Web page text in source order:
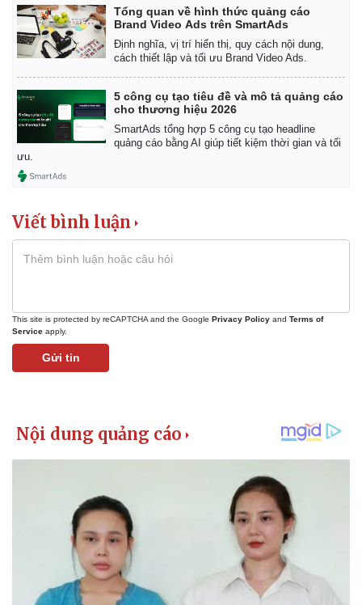
Tin nóng
Tổng quan về hình thức quảng cáo
Brand Video Ads trên SmartAds
Định nghĩa, vị trí hiển thị, quy cách nội dung,
cách thiết lập và tối ưu Brand Video Ads.
5 công cụ tạo tiêu đề và mô tả quảng cáo
cho thương hiệu 2026
SmartAds tổng hợp 5 công cụ tạo headline
quảng cáo bằng AI giúp tiết kiệm thời gian và tối
ưu.
Viết bình luận
This site is protected by reCAPTCHA and the Google Privacy Policy and Terms of
Service apply.
Gửi tin